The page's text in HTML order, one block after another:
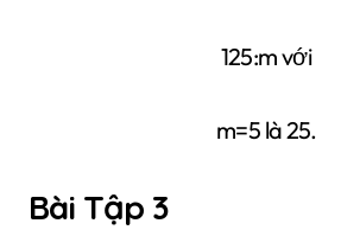
125:m với
m=5 là 25.
Bài Tập 3